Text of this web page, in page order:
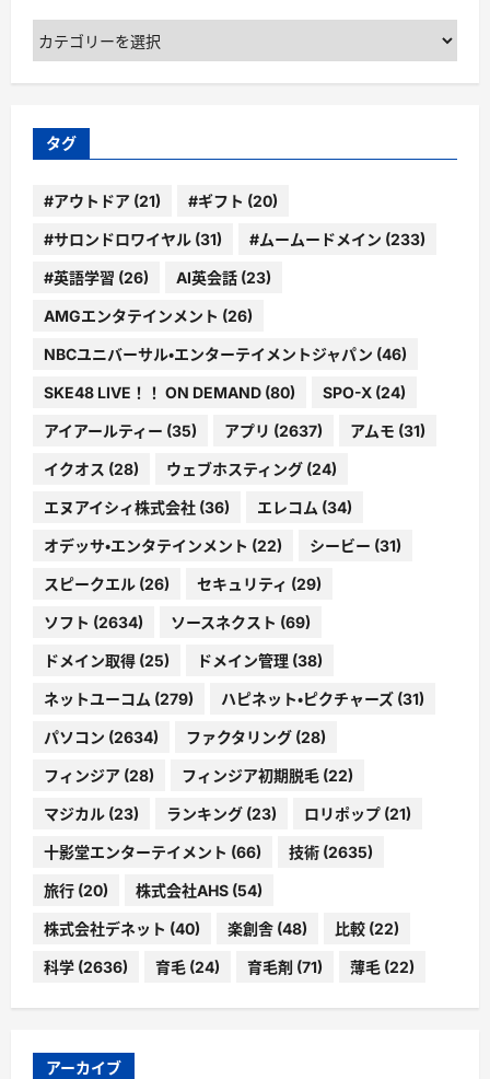
カ
テ
ゴ
ー
タグ
#アウトドア (21) #ギフト (20)
#サロンドロワイヤル (31) #ムームードメイン (233)
#英語学習 (26) AI英会話 (23)
AMGエンタテインメント (26)
NBCユニバーサル・エンターテイメントジャパン (46)
SKE48 LIVE！！ ON DEMAND (80) SPO-X (24)
アイアールティー (35) アプリ (2637) アムモ (31)
イクオス (28) ウェブホスティング (24)
エヌアイシィ株式会社 (36) エレコム (34)
オデッサ・エンタテインメント (22) シービー (31)
スピークエル (26) セキュリティ (29)
ソフト (2634) ソースネクスト (69)
ドメイン取得 (25) ドメイン管理 (38)
ネットユーコム (279) ハピネット・ピクチャーズ (31)
パソコン (2634) ファクタリング (28)
フィンジア (28) フィンジア初期脱毛 (22)
マジカル (23) ランキング (23) ロリポップ (21)
十影堂エンターテイメント (66) 技術 (2635)
旅行 (20) 株式会社AHS (54)
株式会社デネット (40) 楽創舎 (48) 比較 (22)
科学 (2636) 育毛 (24) 育毛剤 (71) 薄毛 (22)
アーカイブ